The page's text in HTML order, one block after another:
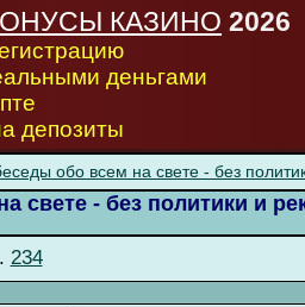
КАЗИНО 2026
деньгами
депозиты
обо всем на свете - без
свете - без политики и
234